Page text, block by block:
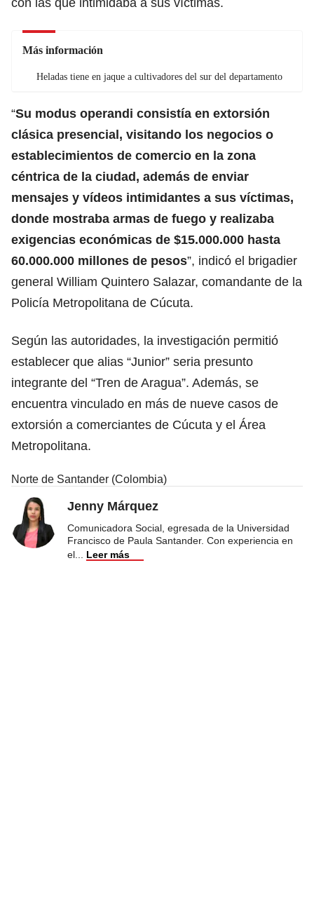
Más información
Heladas tiene en jaque a cultivadores del sur del departamento
“Su modus operandi consistía en extorsión
clásica presencial, visitando los negocios o
establecimientos de comercio en la zona
céntrica de la ciudad, además de enviar
mensajes y vídeos intimidantes a sus víctimas,
donde mostraba armas de fuego y realizaba
exigencias económicas de $15.000.000 hasta
60.000.000 millones de pesos”, indicó el brigadier
general William Quintero Salazar, comandante de la
Policía Metropolitana de Cúcuta.
Según las autoridades, la investigación permitió
establecer que alias “Junior” seria presunto
integrante del “Tren de Aragua”. Además, se
encuentra vinculado en más de nueve casos de
extorsión a comerciantes de Cúcuta y el Área
Metropolitana.
Norte de Santander (Colombia)
Jenny Márquez
Comunicadora Social, egresada de la Universidad
Francisco de Paula Santander. Con experiencia en
el
Leer más